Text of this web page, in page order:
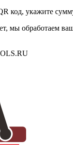
код, укажите
мы обработаем